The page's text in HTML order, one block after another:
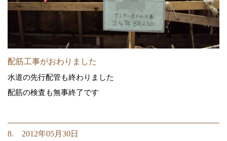
配筋工事がおわりました
水道の先行配管も終わりました
配筋の検査も無事終了です
8. 2012年05月30日